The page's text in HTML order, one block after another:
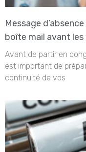
Message
boîte mail avant les
Avant de partir en
est important de
continuité de vos